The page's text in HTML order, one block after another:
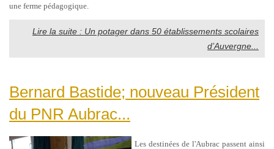
une ferme pédagogique.
Lire la suite : Un potager dans 50 établissements scolaires
d’Auvergne...
Bernard Bastide; nouveau Président
du PNR Aubrac...
Les destinées de l'Aubrac passent ainsi